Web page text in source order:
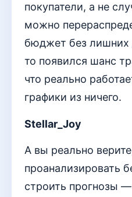
покупатели, а не
можно
бюджет без лишних
то появился шанс
что реально
графики из ничего.
Stellar_Joy
А вы реально
проанализировать
строить прогнозы